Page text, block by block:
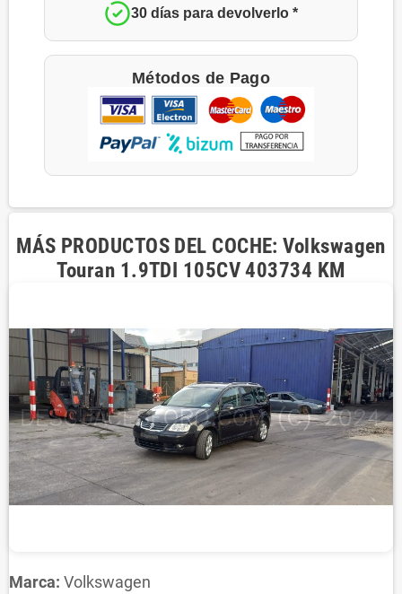
30 días para devolverlo *
Métodos de Pago
MÁS PRODUCTOS DEL COCHE: Volkswagen
Touran 1.9TDI 105CV 403734 KM
Marca: Volkswagen